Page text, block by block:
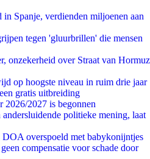
in Spanje, verdienden miljoenen aan
tegen 'gluurbrillen' die mensen
onzekerheid over Straat van Hormuz
op hoogste niveau in ruim drie jaar
gratis uitbreiding
2026/2027 is begonnen
andersluidende politieke mening, laat
DOA overspoeld met babykonijntjes
compensatie voor schade door